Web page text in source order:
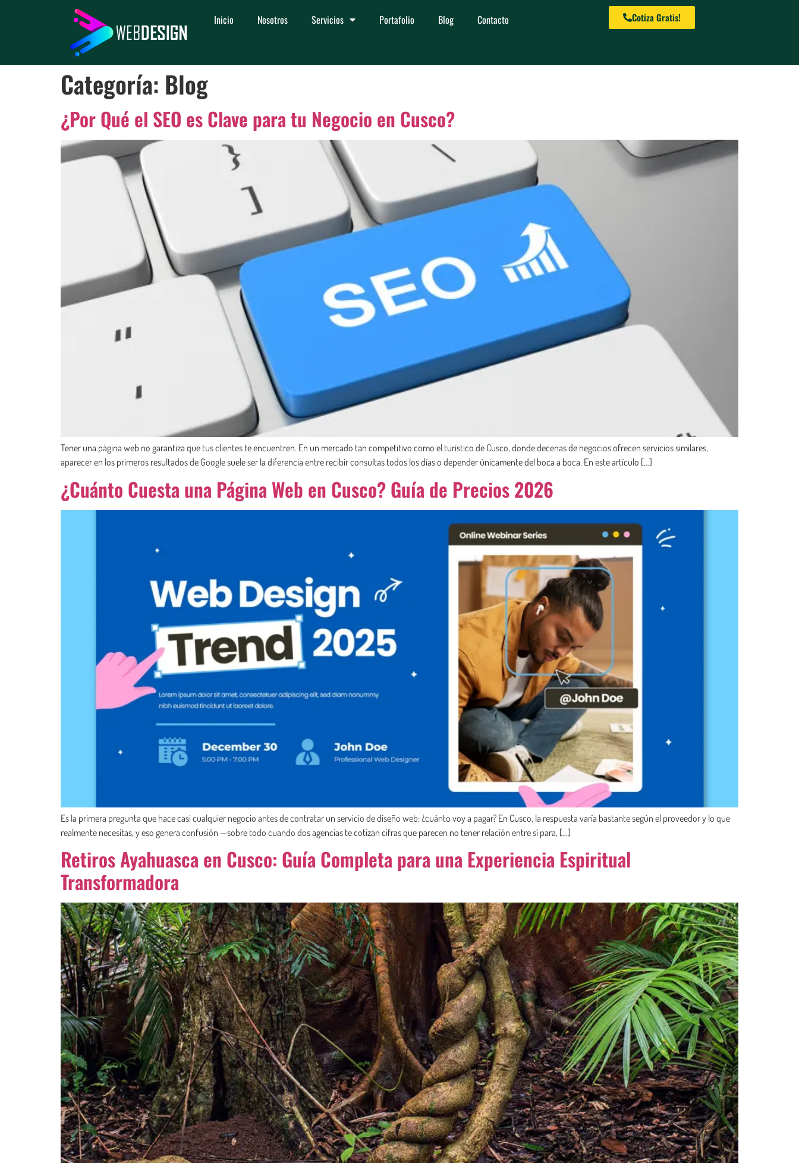
Inicio Nosotros Servicios Portafolio Blog Contacto Cotiza Gratis!
Categoría: Blog
¿Por Qué el SEO es Clave para tu Negocio en Cusco?
Tener una página web no garantiza que tus clientes te encuentren. En un mercado tan competitivo como el turístico de Cusco, donde decenas de negocios ofrecen servicios similares,
aparecer en los primeros resultados de Google suele ser la diferencia entre recibir consultas todos los días o depender únicamente del boca a boca. En este artículo […]
¿Cuánto Cuesta una Página Web en Cusco? Guía de Precios 2026
Es la primera pregunta que hace casi cualquier negocio antes de contratar un servicio de diseño web: ¿cuánto voy a pagar? En Cusco, la respuesta varía bastante según el proveedor y lo que
realmente necesitas, y eso genera confusión —sobre todo cuando dos agencias te cotizan cifras que parecen no tener relación entre sí para, […]
Retiros Ayahuasca en Cusco: Guía Completa para una Experiencia Espiritual
Transformadora